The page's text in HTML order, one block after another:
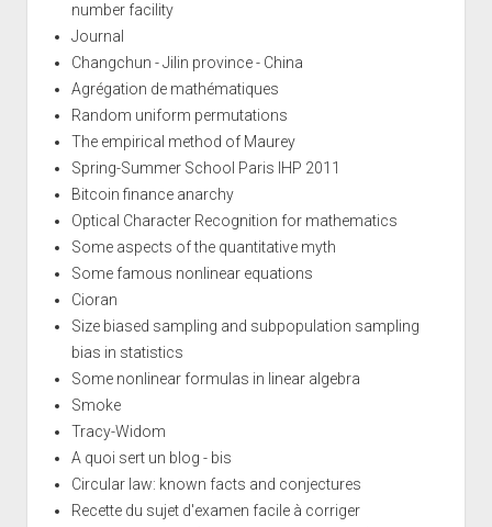
number facility
Journal
Changchun - Jilin province - China
Agrégation de mathématiques
Random uniform permutations
The empirical method of Maurey
Spring-Summer School Paris IHP 2011
Bitcoin finance anarchy
Optical Character Recognition for mathematics
Some aspects of the quantitative myth
Some famous nonlinear equations
Cioran
Size biased sampling and subpopulation sampling
bias in statistics
Some nonlinear formulas in linear algebra
Smoke
Tracy-Widom
A quoi sert un blog - bis
Circular law: known facts and conjectures
Recette du sujet d'examen facile à corriger